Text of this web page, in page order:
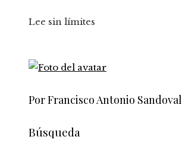
Lee sin límites
Por Francisco Antonio Sandoval
Búsqueda